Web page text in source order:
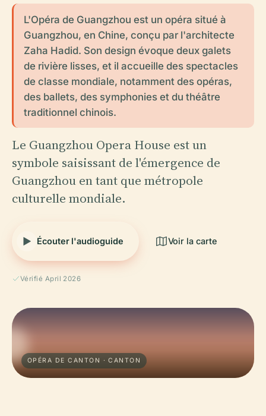
L'Opéra de Guangzhou est un opéra situé à
Guangzhou, en Chine, conçu par l'architecte
Zaha Hadid. Son design évoque deux galets
de rivière lisses, et il accueille des spectacles
de classe mondiale, notamment des opéras,
des ballets, des symphonies et du théâtre
traditionnel chinois.
Le Guangzhou Opera House est un
symbole saisissant de l'émergence de
Guangzhou en tant que métropole
culturelle mondiale.
Écouter l'audioguide Voir la carte
Vérifié April 2026
OPÉRA DE CANTON · CANTON